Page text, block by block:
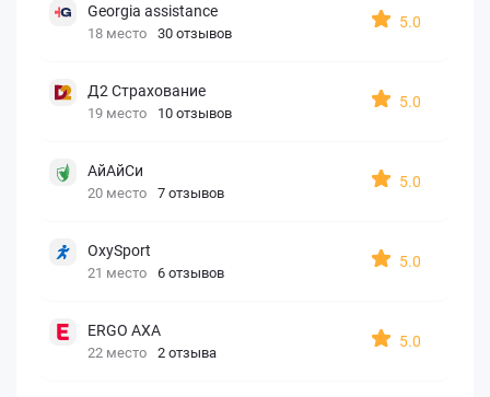
Georgia assistance
18 место 30 отзывов
5.0
Д2 Страхование
19 место 10 отзывов
5.0
АйАйСи
20 место 7 отзывов
5.0
OxySport
21 место 6 отзывов
5.0
ERGO AXA
22 место 2 отзыва
5.0